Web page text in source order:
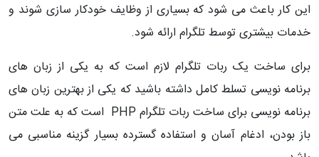
این کار باعث می شود که بسیاری از وظایف خودکار سازی شوند و
خدمات بیشتری توسط تلگرام ارائه شود.
برای ساخت یک ربات تلگرام لازم است که به یکی از زبان های
برنامه نویسی تسلط کامل داشته باشید که یکی از بهترین زبان های
برنامه نویسی برای ساخت ربات تلگرام PHP است که به علت متن
باز بودن، ادغام آسان و استفاده گسترده بسیار گزینه مناسبی می